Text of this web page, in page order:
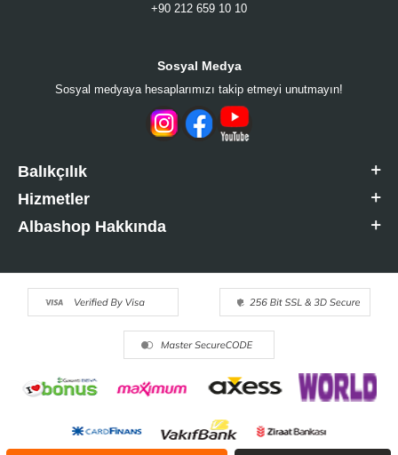
+90 212 659 10 10
Sosyal Medya
Sosyal medyaya hesaplarımızı takip etmeyi unutmayın!
Balıkçılık
Hizmetler
Albashop Hakkında